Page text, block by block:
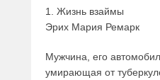
1. Жизнь взаймы
Эрих Мария Ремарк
Мужчина, его
умирающая от